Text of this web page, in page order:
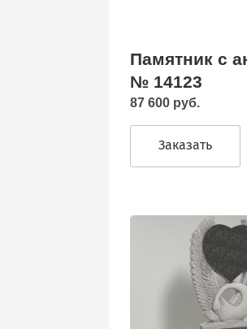
Памятник с
№ 14123
87 600 руб.
Заказать